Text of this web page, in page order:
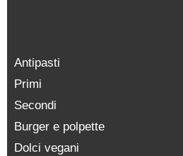
Antipasti
Primi
Secondi
Burger e polpette
Dolci vegani